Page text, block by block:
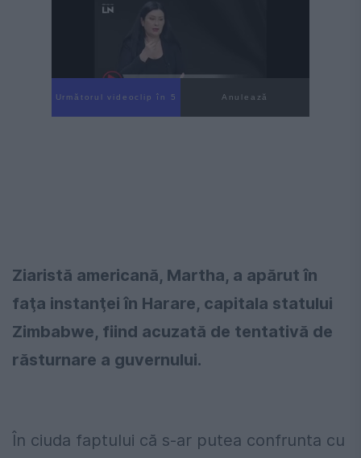
Următorul videoclip în 4 Anulează
Ziaristă americană, Martha, a apărut în
faţa instanţei în Harare, capitala statului
Zimbabwe, fiind acuzată de tentativă de
răsturnare a guvernului.
În ciuda faptului că s-ar putea confrunta cu